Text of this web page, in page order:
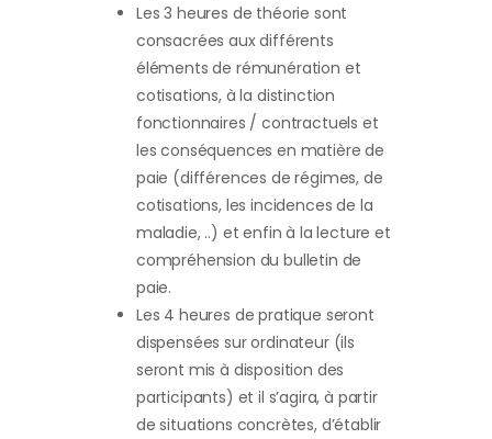
Les 3 heures de théorie sont
consacrées aux différents
éléments de rémunération et
cotisations, à la distinction
fonctionnaires / contractuels et
les conséquences en matière de
paie (différences de régimes, de
cotisations, les incidences de la
maladie, ..) et enfin à la lecture et
compréhension du bulletin de
paie.
Les 4 heures de pratique seront
dispensées sur ordinateur (ils
seront mis à disposition des
participants) et il s’agira, à partir
de situations concrètes, d’établir